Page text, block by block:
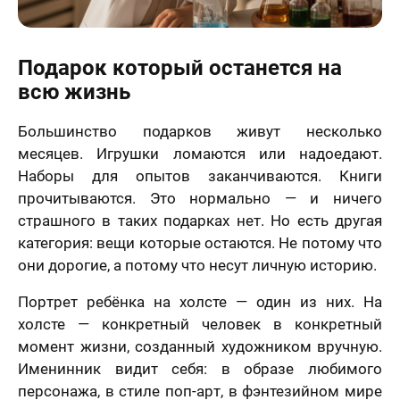
Подарок который останется на
всю жизнь
Большинство подарков живут несколько
месяцев. Игрушки ломаются или надоедают.
Наборы для опытов заканчиваются. Книги
прочитываются. Это нормально — и ничего
страшного в таких подарках нет. Но есть другая
категория: вещи которые остаются. Не потому что
они дорогие, а потому что несут личную историю.
Портрет ребёнка на холсте — один из них. На
холсте — конкретный человек в конкретный
момент жизни, созданный художником вручную.
Именинник видит себя: в образе любимого
персонажа, в стиле поп-арт, в фэнтезийном мире
Я принимаю условиядоговора оферты
3 лица
Более 3 лиц
70 х 70 см
70 х 100 см
Пока не
«О
в
на
иПолитике в
условия
оферты